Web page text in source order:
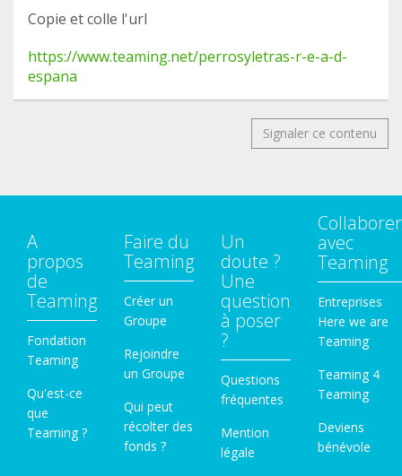
Copie et colle l'url
https://www.teaming.net/perrosyletras-r-e-a-d-
espana
Signaler ce contenu
A
propos
de
Teaming
Fondation
Teaming
Qu'est-ce
que
Teaming ?
Faire du
Teaming
Créer un
Groupe
Rejoindre
un Groupe
Qui peut
récolter des
fonds ?
Un
doute ?
Une
question
à poser
?
Questions
fréquentes
Mention
légale
Collaborer
avec
Teaming
Entreprises
Here we are
Teaming
Teaming 4
Teaming
Deviens
bénévole